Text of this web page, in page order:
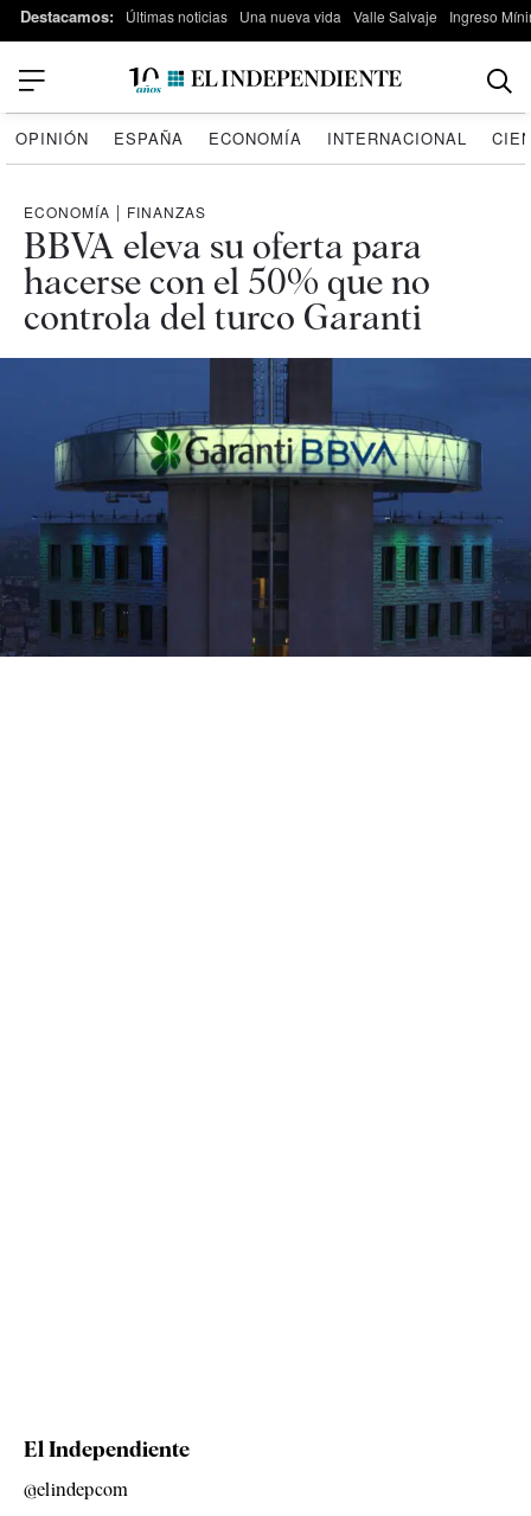
Destacamos: Últimas noticias Una nueva vida Valle Salvaje Ingreso
OPINIÓN ESPAÑA ECONOMÍA INTERNACIONAL
ECONOMÍA | FINANZAS
BBVA eleva su oferta para
hacerse con el 50% que no
controla del turco Garanti
El Independiente
@elindepcom